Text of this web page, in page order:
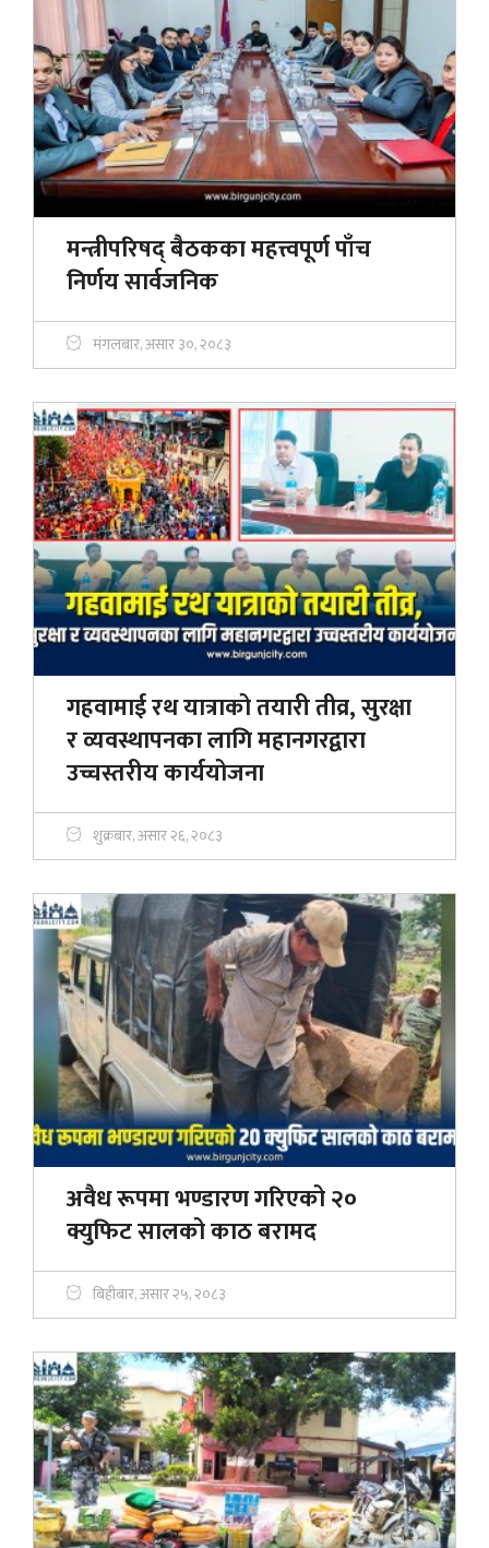
मन्त्रीपरिषद् बैठकका महत्त्वपूर्ण पाँच
निर्णय सार्वजनिक
मंगलबार, असार ३०, २०८३
गहवामाई रथ यात्राको तयारी तीव्र, सुरक्षा
र व्यवस्थापनका लागि महानगरद्वारा
उच्चस्तरीय कार्ययोजना
शुक्रबार, असार २६, २०८३
अवैध रूपमा भण्डारण गरिएको २०
क्युफिट सालको काठ बरामद
बिहीबार, असार २५, २०८३